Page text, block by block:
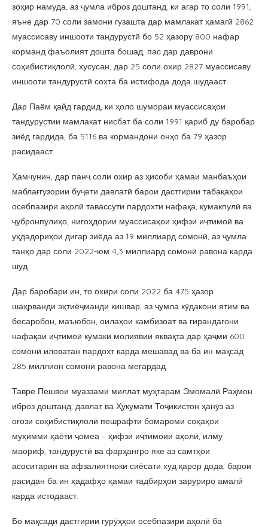
зоҳир намуда, аз ҷумла иброз доштанд, ки агар то соли 1991,
яъне дар 70 соли замони гузашта дар мамлакат ҳамагӣ 2862
муассисаву иншооти тандурустӣ бо 52 ҳазору 800 нафар
корманд фаъолият дошта бошад, пас дар даврони
соҳибистиқлолӣ, хусусан, дар 25 соли охир 2827 муассисаву
иншооти тандурустӣ сохта ба истифода дода шудааст.
Дар Паём қайд гардид, ки ҳоло шумораи муассисаҳои
тандурустии мамлакат нисбат ба соли 1991 қариб ду баробар
зиёд гардида, ба 5116 ва кормандони онҳо ба 79 ҳазор
расидааст.
Ҳамчунин, дар панҷ соли охир аз ҳисоби ҳамаи манбаъҳои
маблағгузории буҷети давлатӣ барои дастгирии табақаҳои
осебпазири аҳолӣ тавассути пардохти нафақа, кумакпулӣ ва
ҷубронпулиҳо, нигоҳдории муассисаҳои ҳифзи иҷтимоӣ ва
уҳдадориҳои дигар зиёда аз 19 миллиард сомонӣ, аз ҷумла
танҳо дар соли 2022-юм 4,3 миллиард сомонӣ равона карда
шуд.
Дар баробари ин, то охири соли 2022 ба 475 ҳазор
шаҳрванди эҳтиёҷманди кишвар, аз ҷумла кӯдакони ятим ва
бесаробон, маъюбон, оилаҳои камбизоат ва гирандагони
нафақаи иҷтимоӣ кумаки молиявии яквақта дар ҳаҷми 600
сомонӣ иловатан пардохт карда мешавад ва ба ин мақсад
285 миллион сомонӣ равона мегардад.
Тавре Пешвои муаззами миллат муҳтарам Эмомалӣ Раҳмон
иброз доштанд, давлат ва Ҳукумати Тоҷикистон ҳанӯз аз
оғози соҳибистиқлолӣ пешрафти бомароми соҳаҳои
муҳимми ҳаёти ҷомеа – ҳифзи иҷтимоии аҳолӣ, илму
маориф, тандурустӣ ва фарҳангро яке аз самтҳои
асоситарин ва афзалиятноки сиёсати худ қарор дода, барои
расидан ба ин ҳадафҳо ҳамаи тадбирҳои заруриро амалӣ
карда истодааст.
Бо мақсади дастгирии гурӯҳҳои осебпазири аҳолӣ ба